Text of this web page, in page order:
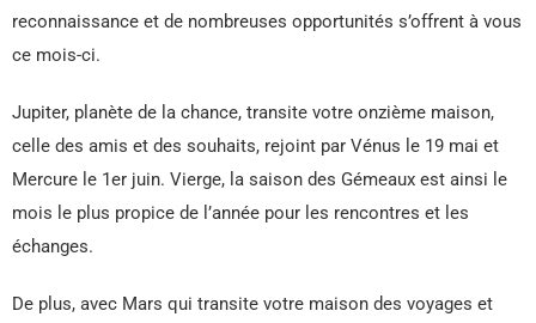
reconnaissance et de nombreuses opportunités s’offrent à vous
ce mois-ci.
Jupiter, planète de la chance, transite votre onzième maison,
celle des amis et des souhaits, rejoint par Vénus le 19 mai et
Mercure le 1er juin. Vierge, la saison des Gémeaux est ainsi le
mois le plus propice de l’année pour les rencontres et les
échanges.
De plus, avec Mars qui transite votre maison des voyages et